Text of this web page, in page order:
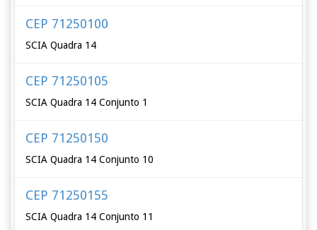
CEP 71250100
SCIA Quadra 14
CEP 71250105
SCIA Quadra 14 Conjunto 1
CEP 71250150
SCIA Quadra 14 Conjunto 10
CEP 71250155
SCIA Quadra 14 Conjunto 11